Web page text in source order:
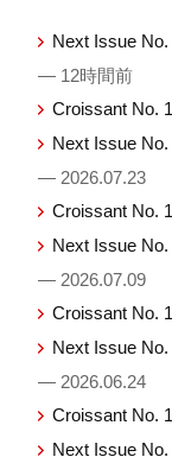
Next Issue
— 12時間前
Croissant No.
Next Issue
— 2026.07.23
Croissant No.
Next Issue
— 2026.07.09
Croissant No.
Next Issue
— 2026.06.24
Croissant No.
Next Issue